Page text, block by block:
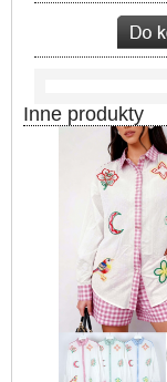
Inne produkty